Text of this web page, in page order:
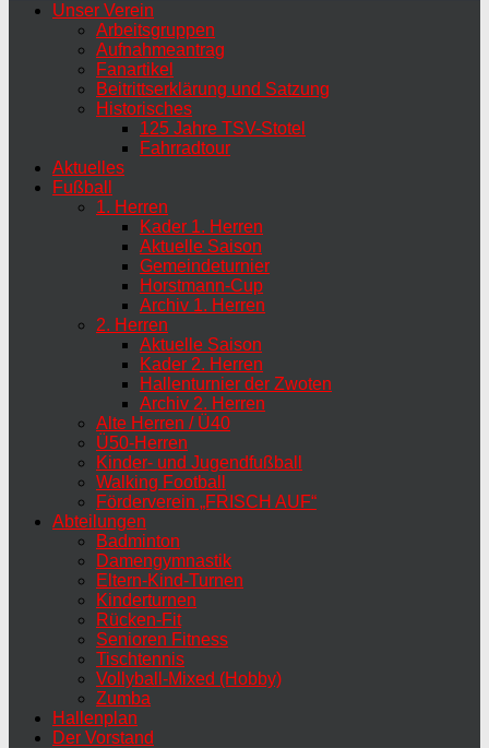
Unser Verein
Arbeitsgruppen
Aufnahmeantrag
Fanartikel
Beitrittserklärung und Satzung
Historisches
125 Jahre TSV-Stotel
Fahrradtour
Aktuelles
Fußball
1. Herren
Kader 1. Herren
Aktuelle Saison
Gemeindeturnier
Horstmann-Cup
Archiv 1. Herren
2. Herren
Aktuelle Saison
Kader 2. Herren
Hallenturnier der Zwoten
Archiv 2. Herren
Alte Herren / Ü40
Ü50-Herren
Kinder- und Jugendfußball
Walking Football
Förderverein „FRISCH AUF“
Abteilungen
Badminton
Damengymnastik
Eltern-Kind-Turnen
Kinderturnen
Rücken-Fit
Senioren Fitness
Tischtennis
Vollyball-Mixed (Hobby)
Zumba
Hallenplan
Der Vorstand